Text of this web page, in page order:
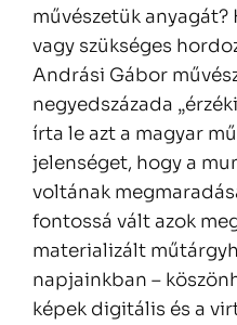
művészetük
vagy szükséges
Andrási Gábor
negyedszázada
írta le azt a magyar
jelenséget, hogy a
voltának
fontossá vált azok
materializált
napjainkban –
képek digitális és a